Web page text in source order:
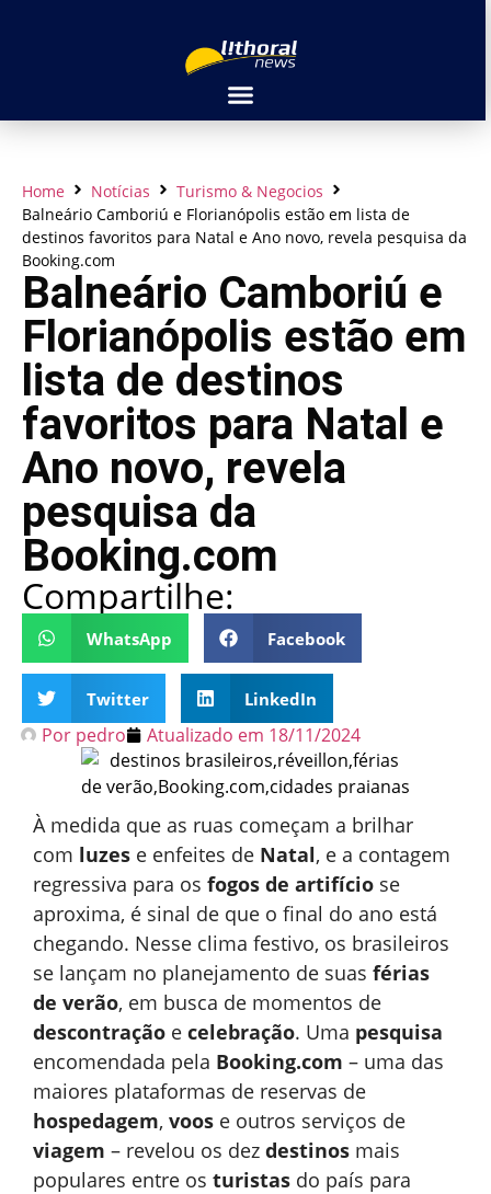
Home Notícias
Turismo & Negocios
Balneário Camboriú e Florianópolis estão em lista de
destinos favoritos para Natal e Ano novo, revela pesquisa da
Booking.com
Balneário Camboriú e
Florianópolis estão em
lista de destinos
favoritos para Natal e
Ano novo, revela
pesquisa da
Booking.com
Compartilhe:
WhatsApp Facebook
Twitter LinkedIn
Por pedro Atualizado em 18/11/2024
À medida que as ruas começam a brilhar
com luzes e enfeites de Natal, e a contagem
regressiva para os fogos de artifício se
aproxima, é sinal de que o final do ano está
chegando. Nesse clima festivo, os brasileiros
se lançam no planejamento de suas férias
de verão, em busca de momentos de
descontração e celebração. Uma pesquisa
encomendada pela Booking.com – uma das
maiores plataformas de reservas de
hospedagem, voos e outros serviços de
viagem – revelou os dez destinos mais
populares entre os turistas do país para